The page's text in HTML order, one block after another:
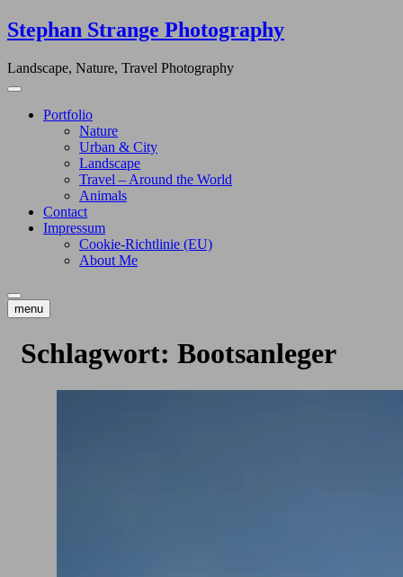
Skip
to
Stephan Strange Photography
Landscape, Nature, Travel Photography
Portfolio
Nature
Urban & City
Landscape
Travel – Around the World
Animals
Contact
Impressum
Cookie-Richtlinie (EU)
About Me
menu
Schlagwort: Bootsanleger